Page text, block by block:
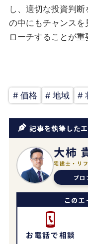
し、適切な投資判
の中にもチャンス
ローチすることが重
# 価格 # 地域 #
記事を執筆した
大柿
宅建士・リ
プロ
この
お電話で相談